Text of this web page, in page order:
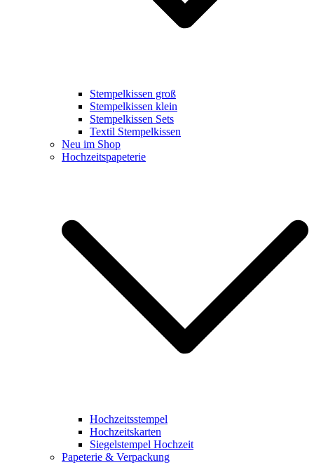
Stempelkissen groß
Stempelkissen klein
Stempelkissen Sets
Textil Stempelkissen
Neu im Shop
Hochzeitspapeterie
Hochzeitsstempel
Hochzeitskarten
Siegelstempel Hochzeit
Papeterie & Verpackung